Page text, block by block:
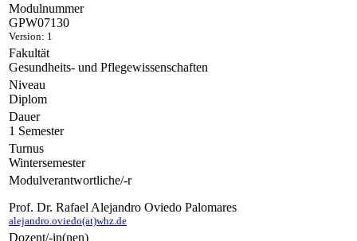
Modulnummer
GPW07130
Version: 1
Fakultät
Gesundheits- und Pflegewissenschaften
Niveau
Diplom
Dauer
1 Semester
Turnus
Wintersemester
Modulverantwortliche/-r
Prof. Dr. Rafael Alejandro Oviedo Palomares
alejandro.oviedo(at)whz.de
Dozent/-in(nen)